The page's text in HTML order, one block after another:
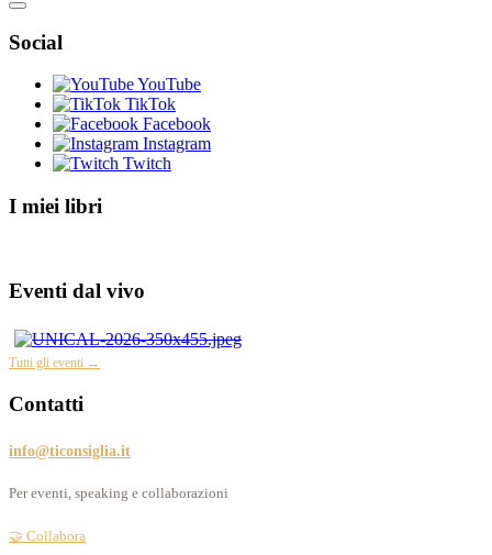
Social
YouTube
TikTok
Facebook
Instagram
Twitch
I miei libri
Eventi dal vivo
Tutti gli eventi →
Contatti
info@ticonsiglia.it
Per eventi, speaking e collaborazioni
🤝 Collabora